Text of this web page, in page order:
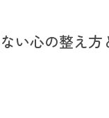
い心の整え